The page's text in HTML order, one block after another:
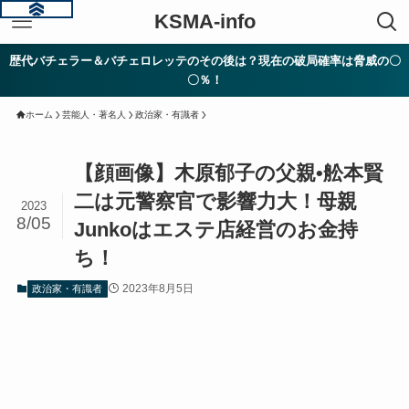
KSMA-info
歴代バチェラー＆バチェロレッテのその後は？現在の破局確率は脅威の〇
〇％！
ホーム 芸能人・著名人 政治家・有識者
【顔画像】木原郁子の父親•舩本賢
二は元警察官で影響力大！母親
Junkoはエステ店経営のお金持
ち！
2023
8/05
政治家・有識者 2023年8月5日